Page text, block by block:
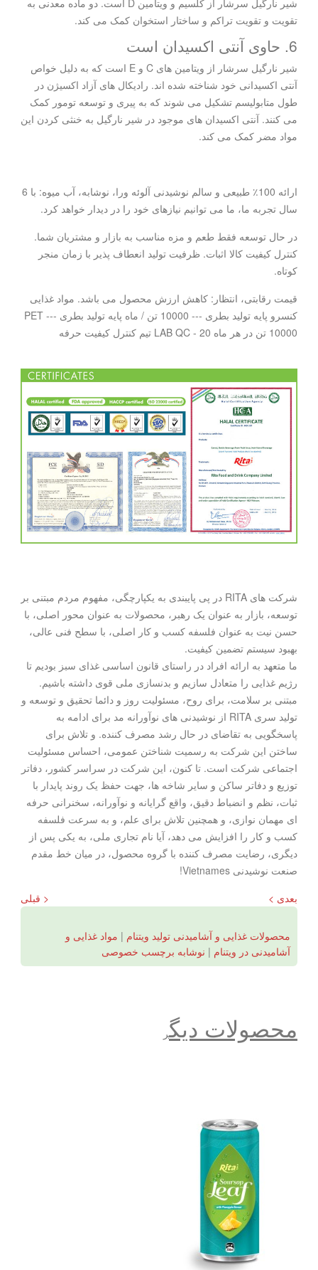
تقویت و تقویت تراکم و ساختار استخوان کمک می کند.
6. حاوی آنتی اکسیدان است
شیر نارگیل سرشار از ویتامین های C و E است که به دلیل خواص
آنتی اکسیدانی خود شناخته شده اند. رادیکال های آزاد اکسیژن در
طول متابولیسم تشکیل می شوند که به پیری و توسعه تومور کمک
می کنند. آنتی اکسیدان های موجود در شیر نارگیل به خنثی کردن این
مواد مضر کمک می کند.
ارائه 100٪ طبیعی و سالم نوشیدنی آلوئه ورا، نوشابه، آب میوه: با 6
سال تجربه ما، ما می توانیم نیازهای خود را در دیدار خواهد کرد.
در حال توسعه فقط طعم و مزه مناسب به بازار و مشتریان شما.
کنترل کیفیت کالا اثبات. ظرفیت تولید انعطاف پذیر با زمان منجر
کوتاه.
قیمت رقابتی، انتظار: کاهش ارزش محصول می باشد. مواد غذایی
کنسرو پایه تولید بطری --- 10000 تن / ماه پایه تولید بطری PET ---
10000 تن در هر ماه LAB QC - 20 تیم کنترل کیفیت حرفه
شرکت های RITA در پی پایبندی به یکپارچگی، مفهوم مردم مبتنی بر
توسعه، بازار به عنوان یک رهبر، محصولات به عنوان محور اصلی، با
حسن نیت به عنوان فلسفه کسب و کار اصلی، با سطح فنی عالی،
بهبود سیستم تضمین کیفیت.
ما متعهد به ارائه افراد در راستای قانون اساسی غذای سبز بودیم تا
رژیم غذایی را متعادل سازیم و بدنسازی ملی قوی داشته باشیم.
مبتنی بر سلامت، برای روح، مسئولیت روز و دائما تحقیق و توسعه و
تولید سری RITA از نوشیدنی های نوآورانه مد برای ادامه به
پاسخگویی به تقاضای در حال رشد مصرف کننده. و تلاش برای
ساختن این شرکت به رسمیت شناختن عمومی، احساس مسئولیت
اجتماعی شرکت است. تا کنون، این شرکت در سراسر کشور، دفاتر
توزیع و دفاتر ساکن و سایر شاخه ها، جهت حفظ یک روند پایدار با
ثبات، نظم و انضباط دقیق، واقع گرایانه و نوآورانه، سخنرانی حرفه
ای مهمان نوازی، و همچنین تلاش برای علم، و به سرعت فلسفه
کسب و کار را افزایش می دهد، آیا نام تجاری ملی، به یکی پس از
دیگری، رضایت مصرف کننده با گروه محصول، در میان خط مقدم
صنعت نوشیدنی Vietnames!
< قبلی
بعدی >
محصولات غذایی و آشامیدنی تولید ویتنام | مواد غذایی و
آشامیدنی در ویتنام | نوشابه برچسب خصوصی
محصولات دیگر